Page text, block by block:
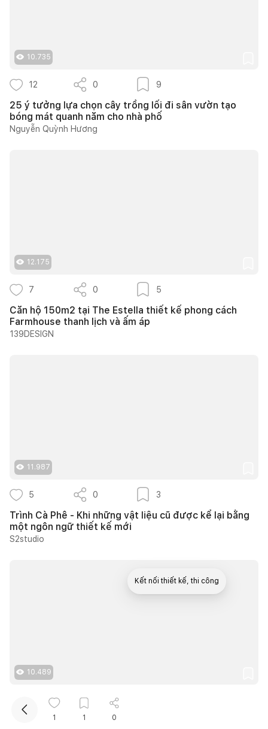
10.735
12 0 9
25 ý tưởng lựa chọn cây trồng lối đi sân vườn tạo
bóng mát quanh năm cho nhà phố
Nguyễn Quỳnh Hương
12.175
7 0 5
Căn hộ 150m2 tại The Estella thiết kế phong cách
Farmhouse thanh lịch và ấm áp
139DESIGN
11.987
5 0 3
Trình Cà Phê - Khi những vật liệu cũ được kể lại bằng
một ngôn ngữ thiết kế mới
S2studio
10.489
20 ý tưởng thiết kế cửa sổ giếng trời giúp phòng ngủ
1 1 0
Kết nối thiết kế, thi công